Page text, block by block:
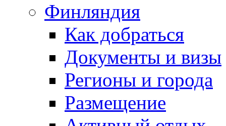
Финляндия
Как добраться
Документы и визы
Регионы и города
Размещение